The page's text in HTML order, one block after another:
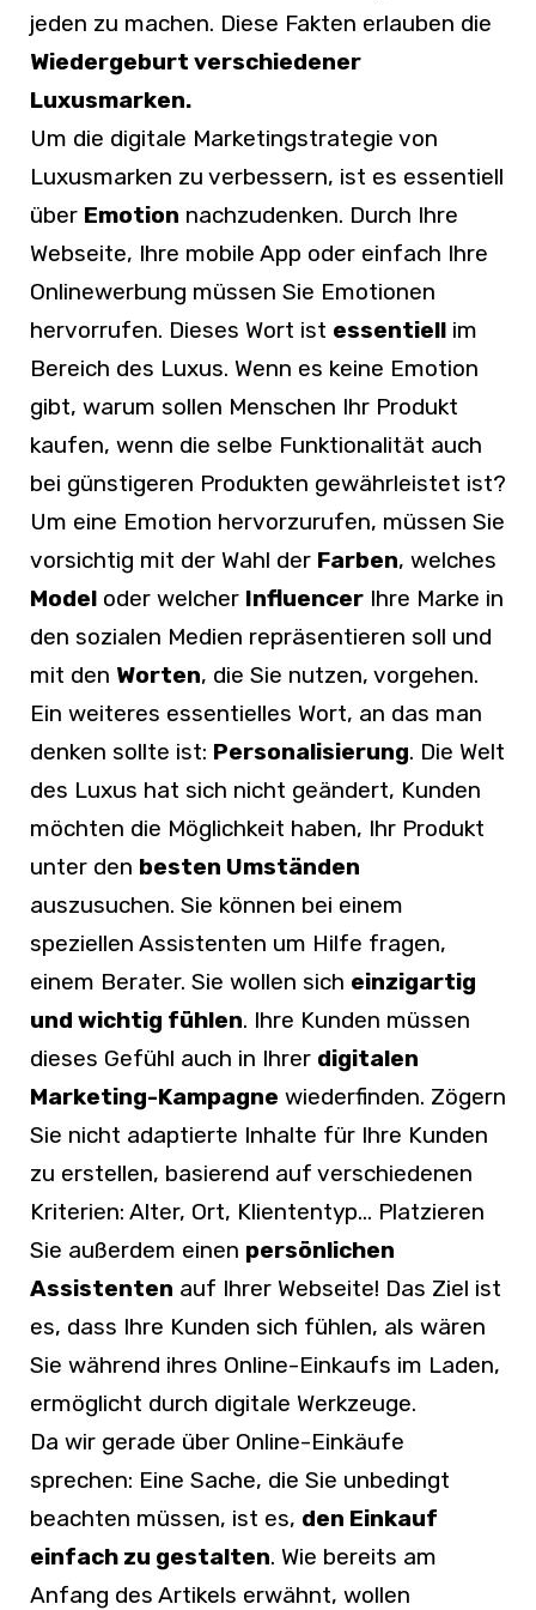
jeden zu machen. Diese Fakten erlauben die
Wiedergeburt verschiedener
Luxusmarken.
Um die digitale Marketingstrategie von
Luxusmarken zu verbessern, ist es essentiell
über Emotion nachzudenken. Durch Ihre
Webseite, Ihre mobile App oder einfach Ihre
Onlinewerbung müssen Sie Emotionen
hervorrufen. Dieses Wort ist essentiell im
Bereich des Luxus. Wenn es keine Emotion
gibt, warum sollen Menschen Ihr Produkt
kaufen, wenn die selbe Funktionalität auch
bei günstigeren Produkten gewährleistet ist?
Um eine Emotion hervorzurufen, müssen Sie
vorsichtig mit der Wahl der Farben, welches
Model oder welcher Influencer Ihre Marke in
den sozialen Medien repräsentieren soll und
mit den Worten, die Sie nutzen, vorgehen.
Ein weiteres essentielles Wort, an das man
denken sollte ist: Personalisierung. Die Welt
des Luxus hat sich nicht geändert, Kunden
möchten die Möglichkeit haben, Ihr Produkt
unter den besten Umständen
auszusuchen. Sie können bei einem
speziellen Assistenten um Hilfe fragen,
einem Berater. Sie wollen sich einzigartig
und wichtig fühlen. Ihre Kunden müssen
dieses Gefühl auch in Ihrer digitalen
Marketing-Kampagne wiederfinden. Zögern
Sie nicht adaptierte Inhalte für Ihre Kunden
zu erstellen, basierend auf verschiedenen
Kriterien: Alter, Ort, Kliententyp… Platzieren
Sie außerdem einen persönlichen
Assistenten auf Ihrer Webseite! Das Ziel ist
es, dass Ihre Kunden sich fühlen, als wären
Sie während ihres Online-Einkaufs im Laden,
ermöglicht durch digitale Werkzeuge.
Da wir gerade über Online-Einkäufe
sprechen: Eine Sache, die Sie unbedingt
beachten müssen, ist es, den Einkauf
einfach zu gestalten. Wie bereits am
Anfang des Artikels erwähnt, wollen